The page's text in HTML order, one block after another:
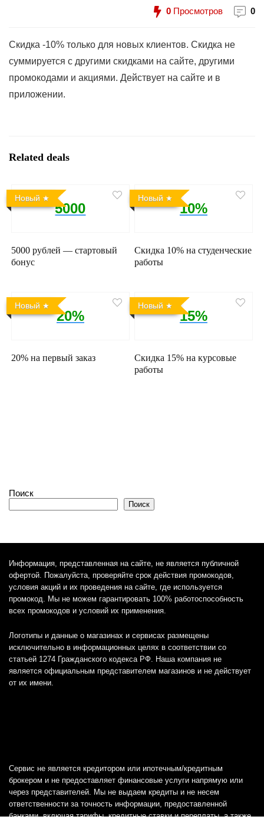
0 Просмотров 0
Скидка -10% только для новых клиентов. Скидка не
суммируется с другими скидками на сайте, другими
промокодами и акциями. Действует на сайте и в
приложении.
Related deals
Новый
5000
5000 рублей — стартовый
бонус
Новый
10%
Скидка 10% на студенческие
работы
Новый
20%
20% на первый заказ
Новый
15%
Скидка 15% на курсовые
работы
Поиск
Поиск
Информация, представленная на сайте, не является публичной
офертой. Пожалуйста, проверяйте срок действия промокодов,
условия акций и их проведения на сайте, где используется
промокод. Мы не можем гарантировать 100% работоспособность
всех промокодов и условий их применения.
Логотипы и данные о магазинах и сервисах размещены
исключительно в информационных целях в соответствии со
статьей 1274 Гражданского кодекса РФ. Наша компания не
является официальным представителем магазинов и не действует
от их имени.
Сервис не является кредитором или ипотечным/кредитным
брокером и не предоставляет финансовые услуги напрямую или
через представителей. Мы не выдаем кредиты и не несем
ответственности за точность информации, предоставленной
банками, включая тарифы, кредитные ставки и переплаты, а также